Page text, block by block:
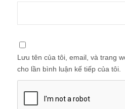
Lưu tên của tôi, email, và trang
cho lần bình luận kế tiếp của tôi.